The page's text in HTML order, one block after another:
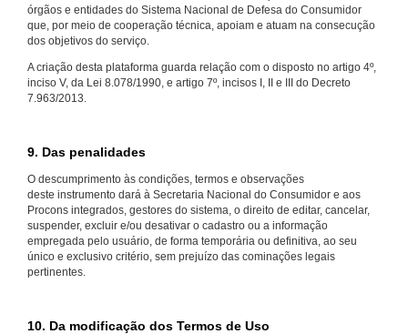
órgãos e entidades do Sistema Nacional de Defesa do Consumidor
que, por meio de cooperação técnica, apoiam e atuam na consecução
dos objetivos do serviço.
A criação desta plataforma guarda relação com o disposto no artigo 4º,
inciso V, da Lei 8.078/1990, e artigo 7º, incisos I, II e III do Decreto
7.963/2013.
9. Das penalidades
O descumprimento às condições, termos e observações
deste instrumento dará à Secretaria Nacional do Consumidor e aos
Procons integrados, gestores do sistema, o direito de editar, cancelar,
suspender, excluir e/ou desativar o cadastro ou a informação
empregada pelo usuário, de forma temporária ou definitiva, ao seu
único e exclusivo critério, sem prejuízo das cominações legais
pertinentes.
10. Da modificação dos Termos de Uso